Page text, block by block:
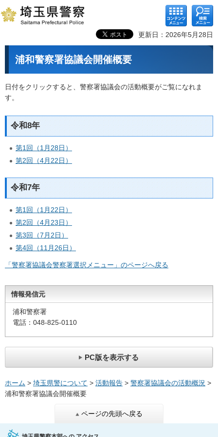
コンテ
ンツメ
ニュー
検索メ
ニュー
更新日：2026年5月28日
浦和警察署協議会開催概要
日付をクリックすると、警察署協議会の活動概要がご覧になれま
す。
令和8年
第1回（1月28日）
第2回（4月22日）
令和7年
第1回（1月22日）
第2回（4月23日）
第3回（7月2日）
第4回（11月26日）
「警察署協議会警察署選択メニュー」のページへ戻る
情報発信元
浦和警察署
電話：048-825-0110
PC版を表示する
ホーム > 埼玉県警について > 活動報告 > 警察署協議会の活動概況 >
浦和警察署協議会開催概要
ページの先頭へ戻る